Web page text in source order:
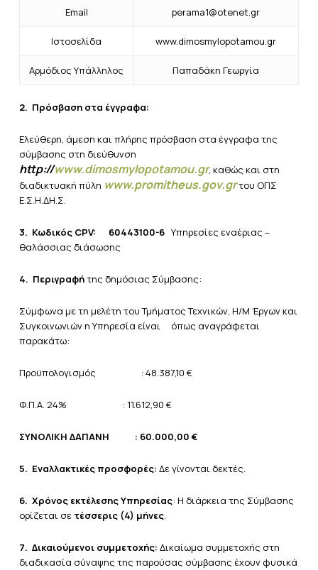
Email perama1@otenet.gr
Ιστοσελίδα www.dimosmylopotamou.gr
Αρμόδιος Υπάλληλος Παπαδάκη Γεωργία
2. Πρόσβαση στα έγγραφα:
Ελεύθερη, άμεση και πλήρης πρόσβαση στα έγγραφα της
σύμβασης στη διεύθυνση
http://www.dimosmylopotamou.gr, καθώς και στη
διαδικτυακή πύλη www.promitheus.gov.grτου ΟΠΣ
Ε.Σ.Η.ΔΗ.Σ.
3. Κωδικός CPV: 60443100-6Υπηρεσίες εναέριας –
θαλάσσιας διάσωσης
4. Περιγραφήτης δημόσιας Σύμβασης:
Σύμφωνα με τη μελέτη του Τμήματος Τεχνικών, Η/Μ Έργων και
Συγκοινωνιών η Υπηρεσία είναι όπως αναγράφεται
παρακάτω:
Προϋπολογισμός : 48.387,10 €
Φ.Π.Α. 24% : 11.612,90 €
ΣΥΝΟΛΙΚΗ ΔΑΠΑΝΗ : 60.000,00 €
5. Εναλλακτικές προσφορές: Δε γίνονται δεκτές.
6. Χρόνος εκτέλεσης Υπηρεσίας: Η διάρκεια της Σύμβασης
ορίζεται σε τέσσερις (4) μήνες.
7. Δικαιούμενοι συμμετοχής: Δικαίωμα συμμετοχής στη
διαδικασία σύναψης της παρούσας σύμβασης έχουν φυσικά